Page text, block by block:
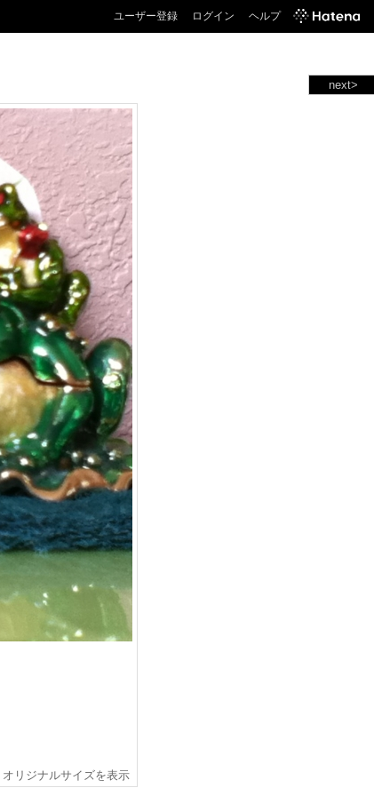
ユーザー登録 ログイン ヘルプ
next>
オリジナルサイズを表示